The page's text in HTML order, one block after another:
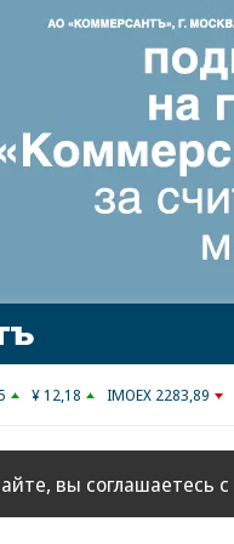
¥ 12,18 IMOEX 2283,89
вы соглашаетесь с